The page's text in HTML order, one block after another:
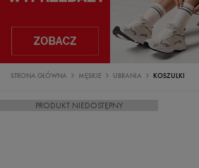
STRONA GŁÓWNA MĘSKIE UBRANIA KOSZULKI
PRODUKT NIEDOSTĘPNY